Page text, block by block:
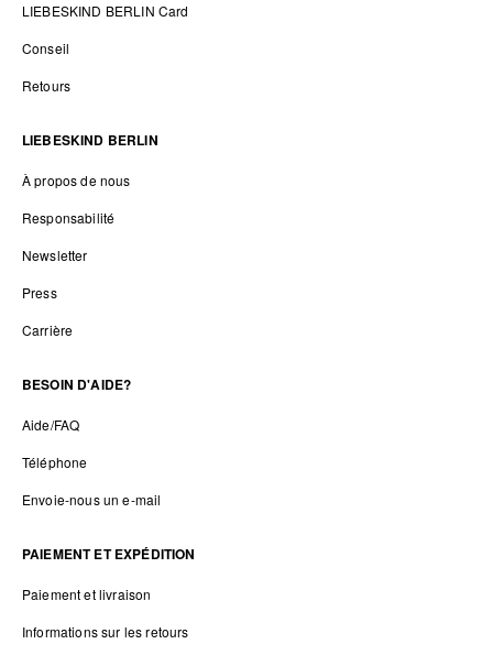
LIEBESKIND BERLIN Card
Conseil
Retours
LIEBESKIND BERLIN
À propos de nous
Responsabilité
Newsletter
Press
Carrière
BESOIN D'AIDE?
Aide/FAQ
Téléphone
Envoie-nous un e-mail
PAIEMENT ET EXPÉDITION
Paiement et livraison
Informations sur les retours